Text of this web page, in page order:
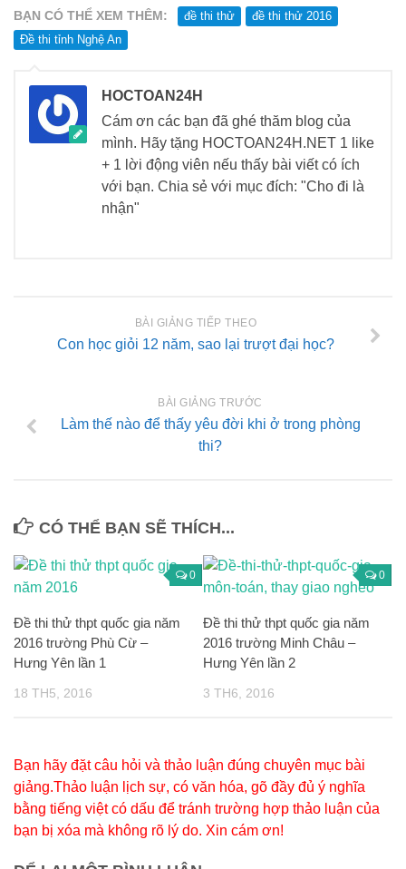
BẠN CÓ THỂ XEM THÊM: đề thi thử
đề thi thử 2016
Đề thi tỉnh Nghệ An
HOCTOAN24H
Cám ơn các bạn đã ghé thăm blog của
mình. Hãy tặng HOCTOAN24H.NET 1 like
+ 1 lời động viên nếu thấy bài viết có ích
với bạn. Chia sẻ với mục đích: "Cho đi là
nhận"
BÀI GIẢNG TIẾP THEO
Con học giỏi 12 năm, sao lại trượt đại học?
BÀI GIẢNG TRƯỚC
Làm thế nào để thấy yêu đời khi ở trong phòng
thi?
CÓ THỂ BẠN SẼ THÍCH...
0
Đề thi thử thpt quốc gia năm
2016 trường Phù Cừ –
Hưng Yên lần 1
18 TH5, 2016
0
Đề thi thử thpt quốc gia năm
2016 trường Minh Châu –
Hưng Yên lần 2
3 TH6, 2016
Bạn hãy đặt câu hỏi và thảo luận đúng chuyên mục bài
giảng.Thảo luận lịch sự, có văn hóa, gõ đầy đủ ý nghĩa
bằng tiếng việt có dấu để tránh trường hợp thảo luận của
bạn bị xóa mà không rõ lý do. Xin cám ơn!